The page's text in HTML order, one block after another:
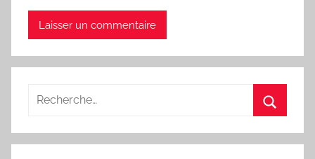
Recherche
: